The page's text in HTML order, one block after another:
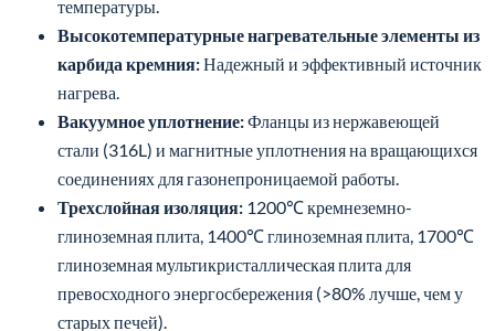
температуры.
Высокотемпературные нагревательные элементы из
карбида кремния:Надежный и эффективный источник
нагрева.
Вакуумное уплотнение:Фланцы из нержавеющей
стали (316L) и магнитные уплотнения на вращающихся
соединениях для газонепроницаемой работы.
Трехслойная изоляция: 1200℃ кремнеземно-
глиноземная плита, 1400℃ глиноземная плита, 1700℃
глиноземная мультикристаллическая плита для
превосходного энергосбережения (>80% лучше, чем у
старых печей).